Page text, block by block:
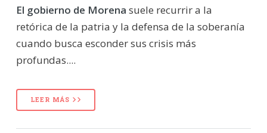
El gobierno de Morena suele recurrir a la
retórica de la patria y la defensa de la soberanía
cuando busca esconder sus crisis más
profundas....
LEER MÁS